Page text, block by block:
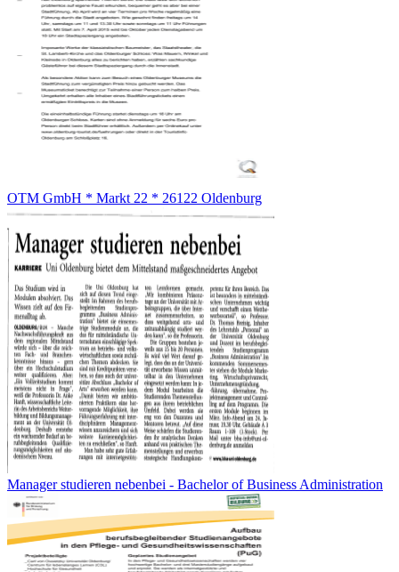
OTM GmbH * Markt 22 * 26122 Oldenburg
Manager studieren nebenbei - Bachelor of Business Administration